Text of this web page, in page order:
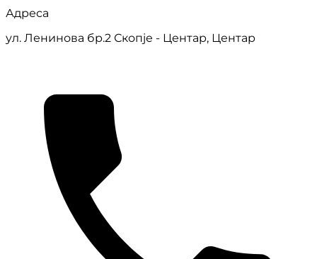
Адреса
ул. Ленинова бр.2 Скопје - Центар, Центар